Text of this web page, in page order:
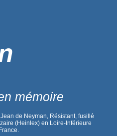
mémoire
de Neyman, Résistant, fusillé
(Heinlex) en Loire-Inférieure